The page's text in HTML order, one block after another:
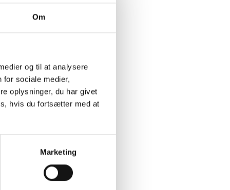
Om
og til at analysere
for sociale medier,
oplysninger, du har givet
hvis du fortsætter med at
Marketing